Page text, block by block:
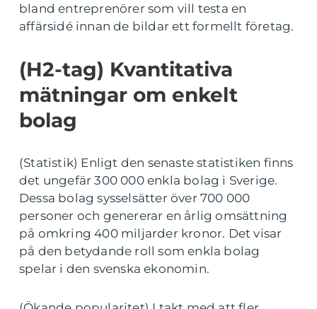
bland entreprenörer som vill testa en
affärsidé innan de bildar ett formellt företag.
(H2-tag) Kvantitativa
mätningar om enkelt
bolag
(Statistik) Enligt den senaste statistiken finns
det ungefär 300 000 enkla bolag i Sverige.
Dessa bolag sysselsätter över 700 000
personer och genererar en årlig omsättning
på omkring 400 miljarder kronor. Det visar
på den betydande roll som enkla bolag
spelar i den svenska ekonomin.